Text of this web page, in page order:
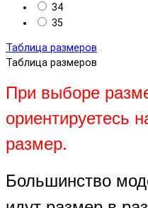
34
35
Таблица размеров
Таблица размеров
При выборе
ориентируетесь
размер.
Большинство